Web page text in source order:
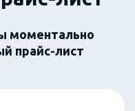
моментально
прайс-лист